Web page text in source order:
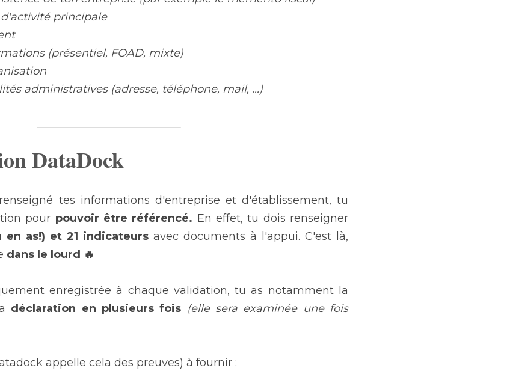
principale
(présentiel, FOAD, mixte)
administratives (adresse, téléphone, mail, ...)
DataDock
tes informations d'entreprise et d'établissement, tu
pour pouvoir être référencé. En effet, tu dois renseigner
en as!) et 21 indicateurs avec documents à l'appui. C'est là,
dans le lourd 🔥
enregistrée à chaque validation, tu as notamment la
déclaration en plusieurs fois (elle sera examinée une fois
appelle cela des preuves) à fournir :